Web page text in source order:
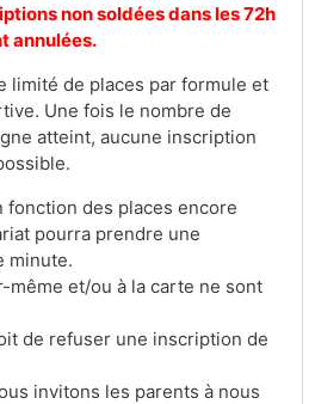
non soldées dans les 72h
annulées.
limité de places par formule et
Une fois le nombre de
atteint, aucune inscription
fonction des places encore
pourra prendre une
minute.
même et/ou à la carte ne sont
de refuser une inscription de
invitons les parents à nous